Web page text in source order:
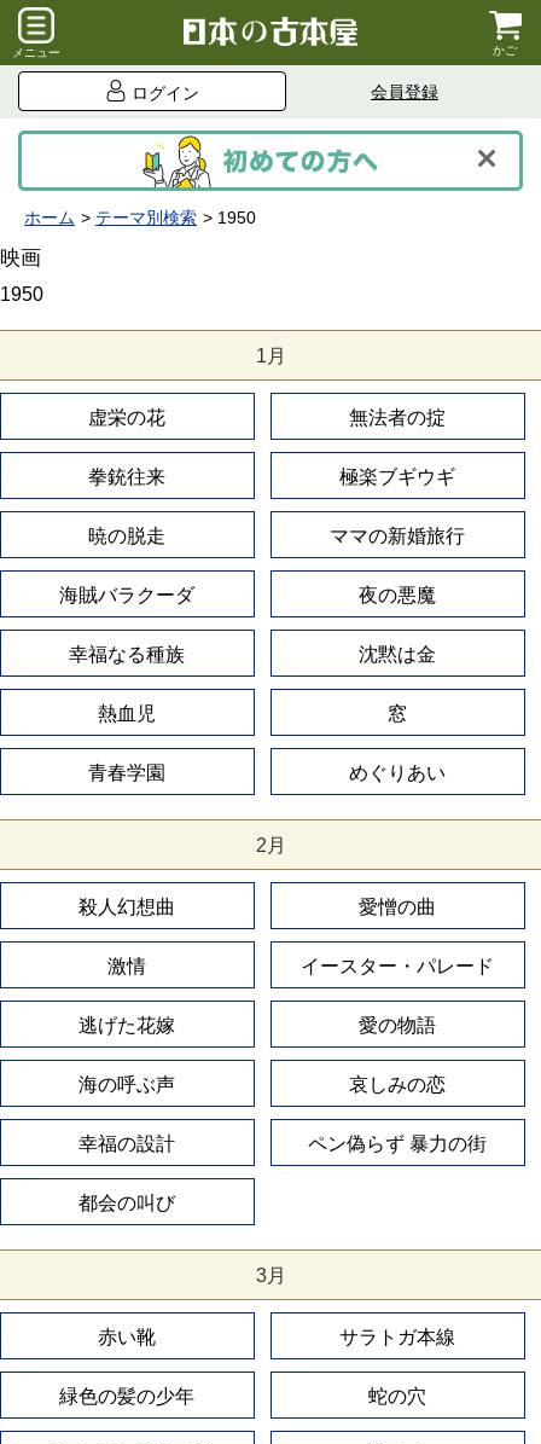
メニュー かご
ログイン 会員登録
ホーム テーマ別検索 1950
映画
1950
1月
虚栄の花 無法者の掟
拳銃往来 極楽ブギウギ
暁の脱走 ママの新婚旅行
海賊バラクーダ 夜の悪魔
幸福なる種族 沈黙は金
熱血児 窓
青春学園 めぐりあい
2月
殺人幻想曲 愛憎の曲
激情 イースター・パレード
逃げた花嫁 愛の物語
海の呼ぶ声 哀しみの恋
幸福の設計 ペン偽らず 暴力の街
都会の叫び
3月
赤い靴 サラトガ本線
緑色の髪の少年 蛇の穴